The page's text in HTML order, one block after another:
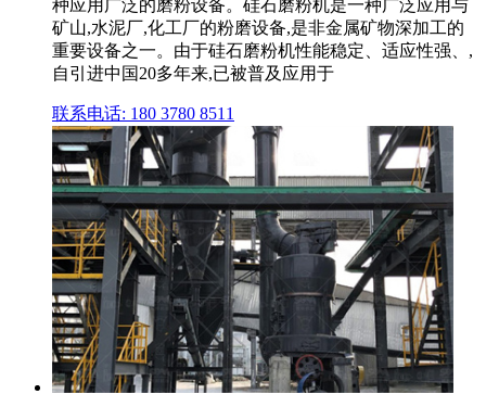
种应用广泛的磨粉设备。硅石磨粉机是一种广泛应用与
矿山,水泥厂,化工厂的粉磨设备,是非金属矿物深加工的
重要设备之一。由于硅石磨粉机性能稳定、适应性强、,
自引进中国20多年来,已被普及应用于
联系电话: 180 3780 8511